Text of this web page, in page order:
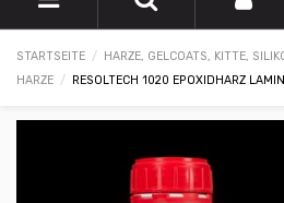
STARTSEITE
HARZE, GELCOATS, KITTE,
HARZE
RESOLTECH 1020 EPOXIDHARZ